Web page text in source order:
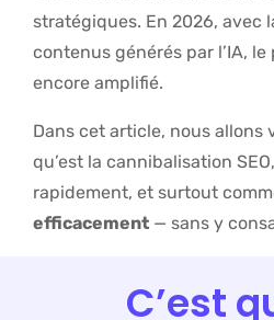
stratégiques. En 2026, avec
contenus générés par l’IA, le
encore amplifié.
Dans cet article, nous allons
qu’est la cannibalisation
rapidement, et surtout
efficacement — sans y
C’est